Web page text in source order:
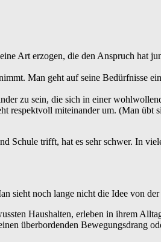
Art erzogen, die den Anspruch hat
Man geht auf seine Bedürfnisse
zu sein, die sich in einer
respektvoll miteinander um. (Man übt
Schule trifft, hat es sehr schwer. In
sieht noch lange nicht die Idee von
Haushalten, erleben in ihrem
überbordenden Bewegungsdrang